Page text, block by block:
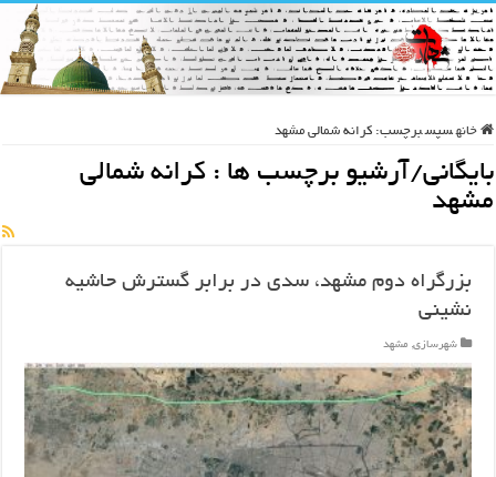
خانه سپس برچسب: کرانه شمالی مشهد
بایگانی/آرشیو برچسب ها : کرانه شمالی
مشهد
بزرگراه دوم مشهد، سدی در برابر گسترش حاشیه
نشینی
شهرسازی, مشهد